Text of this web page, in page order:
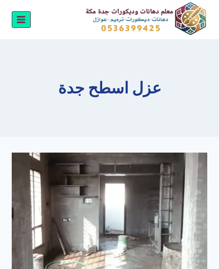
التجاوز
المحتوى
عزل اسطح جدة